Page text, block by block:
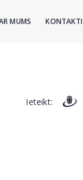
MUMS KONTAKTI
Ieteikt: